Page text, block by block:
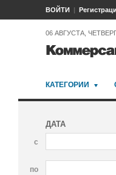
ВОЙТИ
06 АВГУСТА,
КАТЕГОРИИ
ДАТА
с
по